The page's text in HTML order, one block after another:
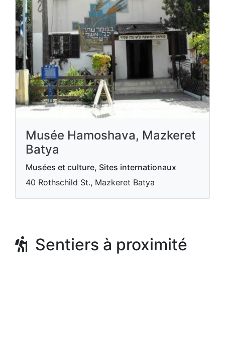
Musée Hamoshava, Mazkeret
Batya
Musées et culture, Sites internationaux
40 Rothschild St., Mazkeret Batya
Sentiers à proximité